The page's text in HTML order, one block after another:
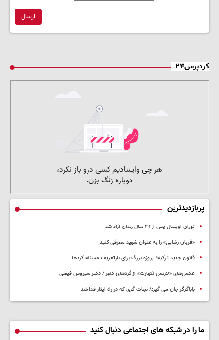
ارسال
کردپرس۲۴
پربازدیدترین
توران اویسال پس از ۳۱ سال زندان آزاد شد
«قربان رضایی» را به عنوان شهید معرفی کنید
قانون جدید ترکیه؛ پروژه بزرگ‌ برای بازتعریف مسئله کردها
عکس‌های «لارنس لکهارت» از کُردهای کلهُر / دکتر سیروس فیضی
باباگرگر جان می گیرد/ نجات گری که در راه ایثار فدا شد
ما را در شبکه های اجتماعی دنبال کنید